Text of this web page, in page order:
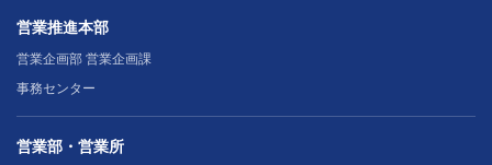
営業推進本部
営業企画部 営業企画課
事務センター
営業部・営業所